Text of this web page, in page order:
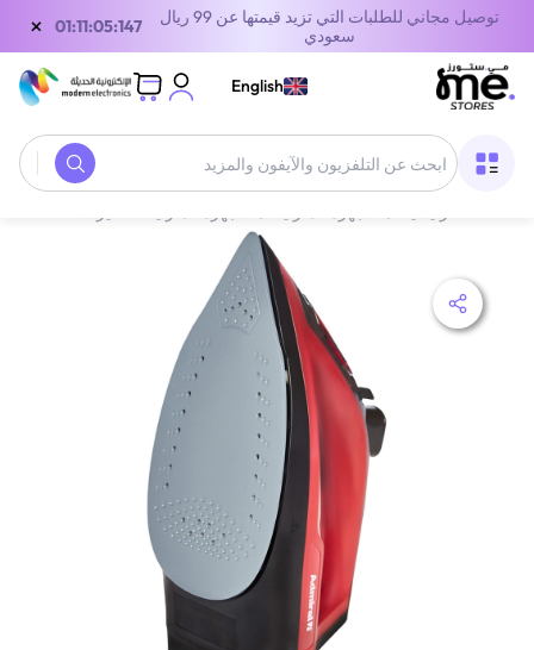
توصيل مجاني للطلبات التي تزيد قيمتها عن 99 ريال
سعودي
01:11:05:147
×
English